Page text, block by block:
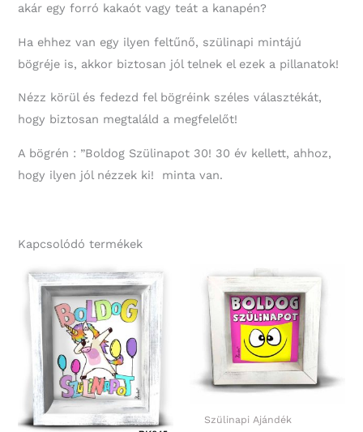
akár egy forró kakaót vagy teát a kanapén?
Ha ehhez van egy ilyen feltűnő, szülinapi mintájú
bögréje is, akkor biztosan jól telnek el ezek a pillanatok!
Nézz körül és fedezd fel bögréink széles választékát,
hogy biztosan megtaláld a megfelelőt!
A bögrén : ”Boldog Szülinapot 30! 30 év kellett, ahhoz,
hogy ilyen jól nézzek ki! minta van.
Kapcsolódó termékek
Szülinapi Ajándék